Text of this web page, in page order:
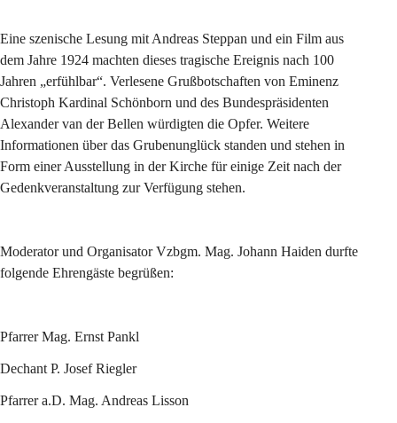
Eine szenische Lesung mit Andreas Steppan und ein Film aus
dem Jahre 1924 machten dieses tragische Ereignis nach 100
Jahren „erfühlbar“. Verlesene Grußbotschaften von Eminenz
Christoph Kardinal Schönborn und des Bundespräsidenten
Alexander van der Bellen würdigten die Opfer. Weitere
Informationen über das Grubenunglück standen und stehen in
Form einer Ausstellung in der Kirche für einige Zeit nach der
Gedenkveranstaltung zur Verfügung stehen.
Moderator und Organisator Vzbgm. Mag. Johann Haiden durfte
folgende Ehrengäste begrüßen:
Pfarrer Mag. Ernst Pankl
Dechant P. Josef Riegler
Pfarrer a.D. Mag. Andreas Lisson